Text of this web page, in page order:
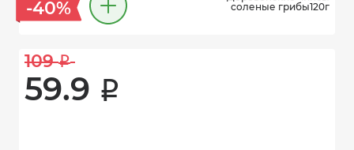
-40%
соленые грибы120г
109 i
59.9 i